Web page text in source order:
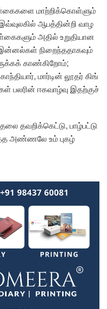
மாற்றிக்கொள்ளும்
ஆபத்தின்றி வாழ
அதில் உறுதியான
நிறைந்ததாகவும்
காண்கிறோம்;
மார்டின் லூதர் கிங்
ஈகவாழ்வு இதற்குச்
தவறிக்கெட்டு, பாழ்பட்டு
அண்ணலே உம் புகழ்